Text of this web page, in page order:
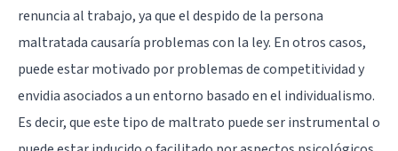
renuncia al trabajo, ya que el despido de la persona
maltratada causaría problemas con la ley. En otros casos,
puede estar motivado por problemas de competitividad y
envidia asociados a un entorno basado en el individualismo.
Es decir, que este tipo de maltrato puede ser instrumental o